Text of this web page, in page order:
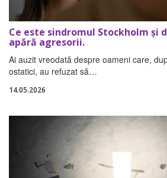
Ce este sindromul Stockholm și
apără agresorii.
Ai auzit vreodată despre oameni care,
ostatici, au refuzat să…
14.05.2026